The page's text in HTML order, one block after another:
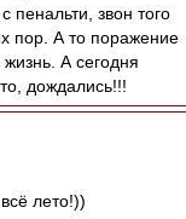
пенальти, звон того
пор. А то поражение
А сегодня
дождались!!!
лето!))